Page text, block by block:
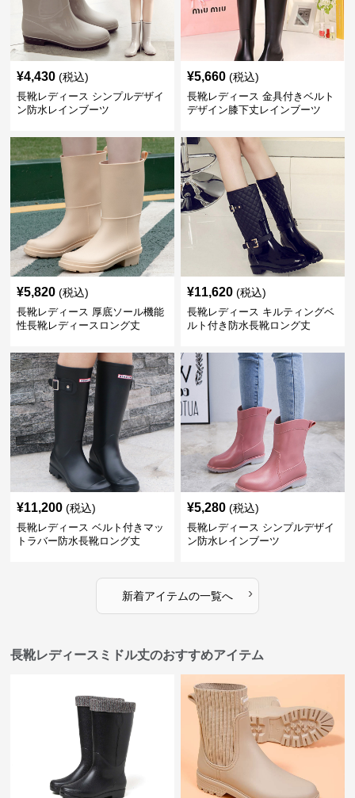
¥4,430 (税込)
長靴レディース シンプルデザイ
ン防水レインブーツ
¥5,660 (税込)
長靴レディース 金具付きベルト
デザイン膝下丈レインブーツ
¥5,820 (税込)
長靴レディース 厚底ソール機能
性長靴レディースロング丈
¥11,620 (税込)
長靴レディース キルティングベ
ルト付き防水長靴ロング丈
¥11,200 (税込)
長靴レディース ベルト付きマッ
トラバー防水長靴ロング丈
¥5,280 (税込)
長靴レディース シンプルデザイ
ン防水レインブーツ
新着アイテムの一覧へ ›
長靴レディースミドル丈のおすすめアイテム